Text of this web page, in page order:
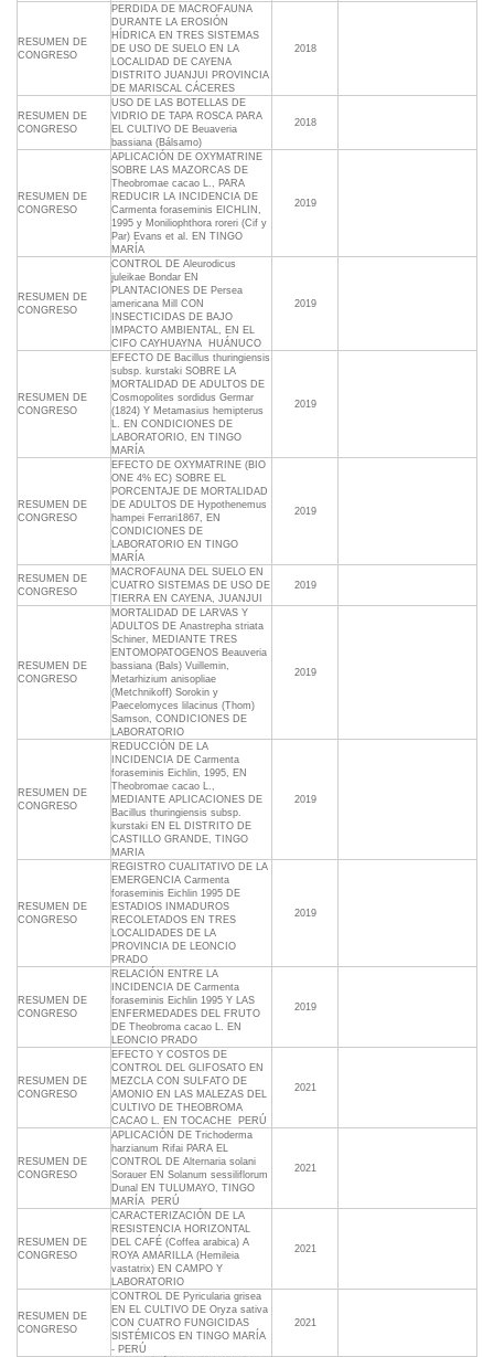
RESUMEN DE
CONGRESO
PERDIDA DE MACROFAUNA
DURANTE LA EROSIÓN
HÍDRICA EN TRES SISTEMAS
DE USO DE SUELO EN LA
LOCALIDAD DE CAYENA
DISTRITO JUANJUI PROVINCIA
DE MARISCAL CÁCERES
2018
RESUMEN DE
CONGRESO
USO DE LAS BOTELLAS DE
VIDRIO DE TAPA ROSCA PARA
EL CULTIVO DE Beuaveria
bassiana (Bálsamo)
2018
RESUMEN DE
CONGRESO
APLICACIÓN DE OXYMATRINE
SOBRE LAS MAZORCAS DE
Theobromae cacao L., PARA
REDUCIR LA INCIDENCIA DE
Carmenta foraseminis EICHLIN,
1995 y Moniliophthora roreri (Cif y
Par) Evans et al. EN TINGO
MARÍA
2019
RESUMEN DE
CONGRESO
CONTROL DE Aleurodicus
juleikae Bondar EN
PLANTACIONES DE Persea
americana Mill CON
INSECTICIDAS DE BAJO
IMPACTO AMBIENTAL, EN EL
CIFO CAYHUAYNA  HUÁNUCO
2019
RESUMEN DE
CONGRESO
EFECTO DE Bacillus thuringiensis
subsp. kurstaki SOBRE LA
MORTALIDAD DE ADULTOS DE
Cosmopolites sordidus Germar
(1824) Y Metamasius hemipterus
L. EN CONDICIONES DE
LABORATORIO, EN TINGO
MARÍA
2019
RESUMEN DE
CONGRESO
EFECTO DE OXYMATRINE (BIO
ONE 4% EC) SOBRE EL
PORCENTAJE DE MORTALIDAD
DE ADULTOS DE Hypothenemus
hampei Ferrari1867, EN
CONDICIONES DE
LABORATORIO EN TINGO
MARÍA
2019
RESUMEN DE
CONGRESO
MACROFAUNA DEL SUELO EN
CUATRO SISTEMAS DE USO DE
TIERRA EN CAYENA, JUANJUI
2019
RESUMEN DE
CONGRESO
MORTALIDAD DE LARVAS Y
ADULTOS DE Anastrepha striata
Schiner, MEDIANTE TRES
ENTOMOPATOGENOS Beauveria
bassiana (Bals) Vuillemin,
Metarhizium anisopliae
(Metchnikoff) Sorokin y
Paecelomyces lilacinus (Thom)
Samson, CONDICIONES DE
LABORATORIO
2019
RESUMEN DE
CONGRESO
REDUCCIÓN DE LA
INCIDENCIA DE Carmenta
foraseminis Eichlin, 1995, EN
Theobromae cacao L.,
MEDIANTE APLICACIONES DE
Bacillus thuringiensis subsp.
kurstaki EN EL DISTRITO DE
CASTILLO GRANDE, TINGO
MARIA
2019
RESUMEN DE
CONGRESO
REGISTRO CUALITATIVO DE LA
EMERGENCIA Carmenta
foraseminis Eichlin 1995 DE
ESTADIOS INMADUROS
RECOLETADOS EN TRES
LOCALIDADES DE LA
PROVINCIA DE LEONCIO
PRADO
2019
RESUMEN DE
CONGRESO
RELACIÓN ENTRE LA
INCIDENCIA DE Carmenta
foraseminis Eichlin 1995 Y LAS
ENFERMEDADES DEL FRUTO
DE Theobroma cacao L. EN
LEONCIO PRADO
2019
RESUMEN DE
CONGRESO
EFECTO Y COSTOS DE
CONTROL DEL GLIFOSATO EN
MEZCLA CON SULFATO DE
AMONIO EN LAS MALEZAS DEL
CULTIVO DE THEOBROMA
CACAO L. EN TOCACHE  PERÚ
2021
RESUMEN DE
CONGRESO
APLICACIÓN DE Trichoderma
harzianum Rifai PARA EL
CONTROL DE Alternaria solani
Sorauer EN Solanum sessiliflorum
Dunal EN TULUMAYO, TINGO
MARÍA  PERÚ
2021
RESUMEN DE
CONGRESO
CARACTERIZACIÓN DE LA
RESISTENCIA HORIZONTAL
DEL CAFÉ (Coffea arabica) A
ROYA AMARILLA (Hemileia
vastatrix) EN CAMPO Y
LABORATORIO
2021
RESUMEN DE
CONGRESO
CONTROL DE Pyricularia grisea
EN EL CULTIVO DE Oryza sativa
CON CUATRO FUNGICIDAS
SISTÉMICOS EN TINGO MARÍA
- PERÚ
2021